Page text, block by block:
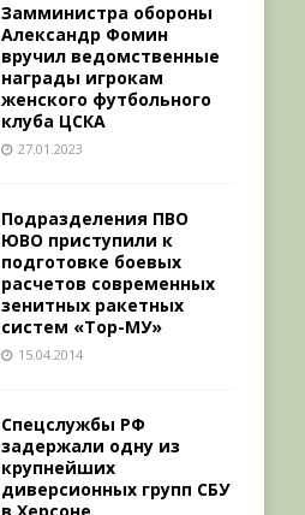
Замминистра обороны
Александр Фомин
вручил ведомственные
награды игрокам
женского футбольного
клуба ЦСКА
27.01.2023
Подразделения ПВО
ЮВО приступили к
подготовке боевых
расчетов современных
зенитных ракетных
систем «Тор-МУ»
15.04.2014
Спецслужбы РФ
задержали одну из
крупнейших
диверсионных групп СБУ